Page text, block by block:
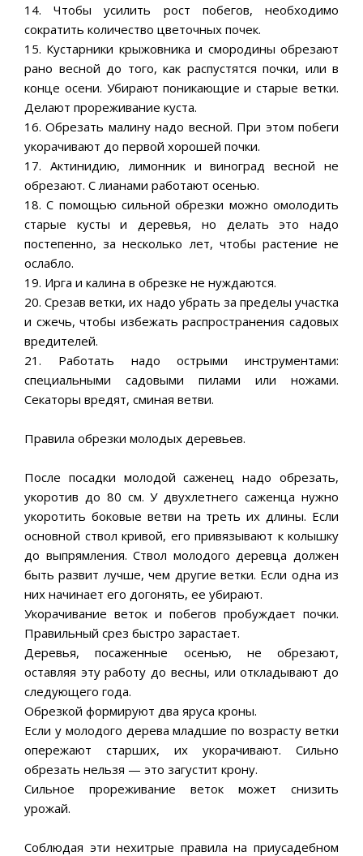
14. Чтобы усилить рост побегов, необходимо
сократить количество цветочных почек.
15. Кустарники крыжовника и смородины обрезают
рано весной до того, как распустятся почки, или в
конце осени. Убирают поникающие и старые ветки.
Делают прореживание куста.
16. Обрезать малину надо весной. При этом побеги
укорачивают до первой хорошей почки.
17. Актинидию, лимонник и виноград весной не
обрезают. С лианами работают осенью.
18. С помощью сильной обрезки можно омолодить
старые кусты и деревья, но делать это надо
постепенно, за несколько лет, чтобы растение не
ослабло.
19. Ирга и калина в обрезке не нуждаются.
20. Срезав ветки, их надо убрать за пределы участка
и сжечь, чтобы избежать распространения садовых
вредителей.
21. Работать надо острыми инструментами:
специальными садовыми пилами или ножами.
Секаторы вредят, сминая ветви.
Правила обрезки молодых деревьев.
После посадки молодой саженец надо обрезать,
укоротив до 80 см. У двухлетнего саженца нужно
укоротить боковые ветви на треть их длины. Если
основной ствол кривой, его привязывают к колышку
до выпрямления. Ствол молодого деревца должен
быть развит лучше, чем другие ветки. Если одна из
них начинает его догонять, ее убирают.
Укорачивание веток и побегов пробуждает почки.
Правильный срез быстро зарастает.
Деревья, посаженные осенью, не обрезают,
оставляя эту работу до весны, или откладывают до
следующего года.
Обрезкой формируют два яруса кроны.
Если у молодого дерева младшие по возрасту ветки
опережают старших, их укорачивают. Сильно
обрезать нельзя — это загустит крону.
Сильное прореживание веток может снизить
урожай.
Соблюдая эти нехитрые правила на приусадебном